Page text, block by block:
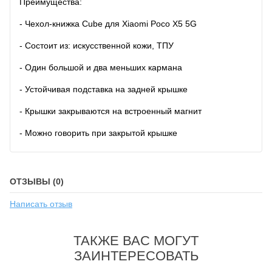
- Чехол-книжка Cube для Xiaomi Poco X5 5G
- Состоит из: искусственной кожи, ТПУ
- Один большой и два меньших кармана
- Устойчивая подставка на задней крышке
- Крышки закрываются на встроенный магнит
- Можно говорить при закрытой крышке
ОТЗЫВЫ (0)
Написать отзыв
ТАКЖЕ ВАС МОГУТ
ЗАИНТЕРЕСОВАТЬ